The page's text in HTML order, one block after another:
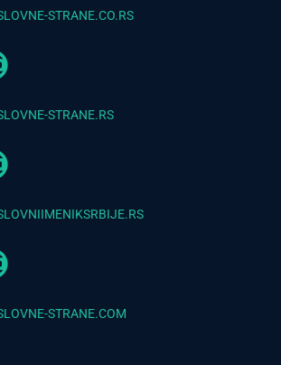
STRANE.CO.RS
STRANE.RS
STRANE.COM